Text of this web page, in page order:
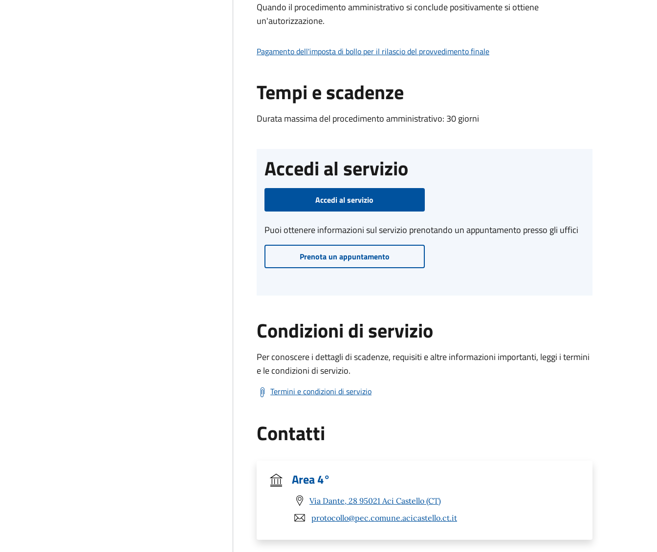
Quando il procedimento amministrativo si conclude positivamente si ottiene
un'autorizzazione.
Pagamento dell'imposta di bollo per il rilascio del provvedimento finale
Tempi e scadenze
Durata massima del procedimento amministrativo: 30 giorni
Accedi al servizio
Accedi al servizio
Puoi ottenere informazioni sul servizio prenotando un appuntamento presso gli uffici
Prenota un appuntamento
Condizioni di servizio
Per conoscere i dettagli di scadenze, requisiti e altre informazioni importanti, leggi i termini
e le condizioni di servizio.
Termini e condizioni di servizio
Contatti
Area 4°
Via Dante, 28 95021 Aci Castello (CT)
protocollo@pec.comune.acicastello.ct.it